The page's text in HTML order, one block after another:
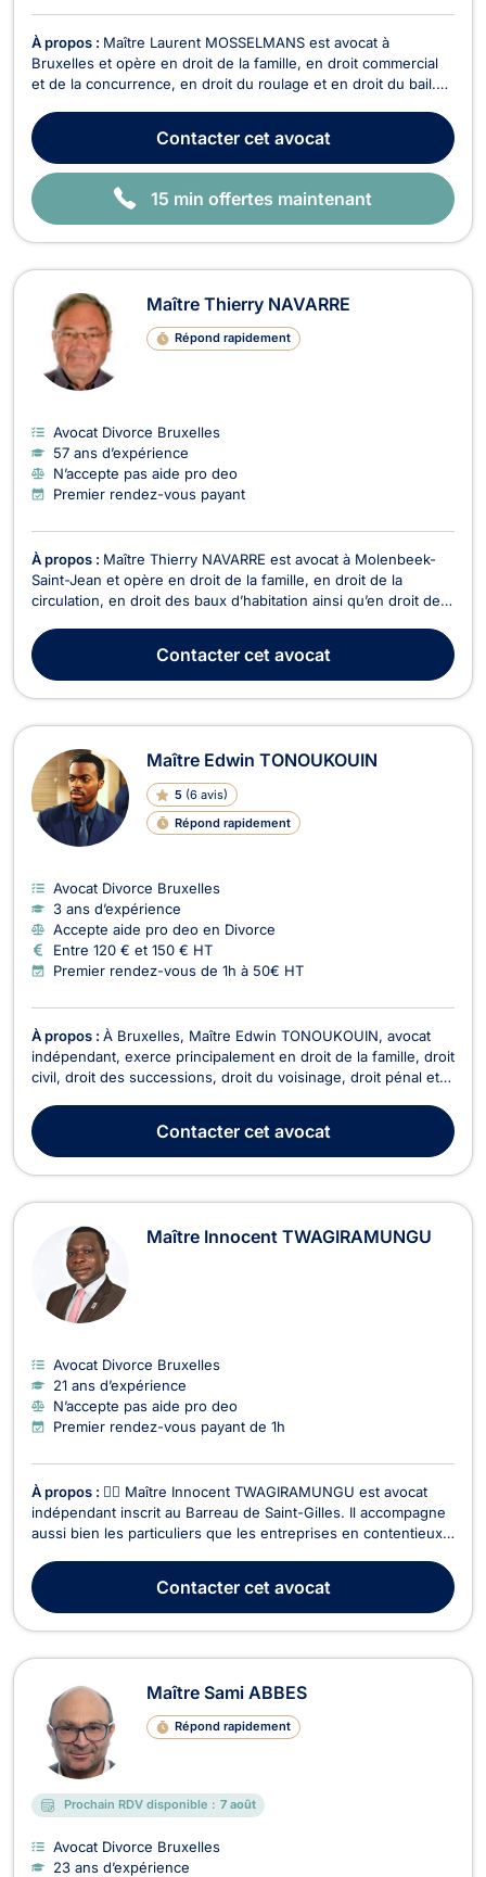
À propos : Maître Laurent MOSSELMANS est avocat à
Bruxelles et opère en droit de la famille, en droit commercial
et de la concurrence, en droit du roulage et en droit du bail.
si votre dossier relève du divorce, de la cohabitation légale ou
de la succession. Il traite égaleme...
Contactercet avocat
15 min offertes maintenant
Maître Thierry NAVARRE
Répond rapidement
Avocat Divorce Bruxelles
57 ans d’expérience
N’accepte pas aide pro deo
Premier rendez-vous payant
À propos : Maître Thierry NAVARRE est avocat à Molenbeek-
Saint-Jean et opère en droit de la famille, en droit de la
circulation, en droit des baux d’habitation ainsi qu’en droit des
famille dans le cadre des problématiques relatives aux
divorces à l'amiable ou contentieux ou...
Contactercet avocat
Maître Edwin TONOUKOUIN
5 (6 avis)
Répond rapidement
Avocat Divorce Bruxelles
3 ans d’expérience
Accepte aide pro deo en Divorce
Entre 120 € et 150 € HT
Premier rendez-vous de 1h à 50€ HT
À propos : À Bruxelles, Maître Edwin TONOUKOUIN, avocat
indépendant, exerce principalement en droit de la famille, droit
civil, droit des successions, droit du voisinage, droit pénal et
clients afin de les accompagner dans des situations juridiques
diverses et d’assurer l...Contactercet avocat
Maître Innocent TWAGIRAMUNGU
Avocat Divorce Bruxelles
21 ans d’expérience
N’accepte pas aide pro deo
Premier rendez-vous payant de 1h
À propos : 👨‍⚖️ Maître Innocent TWAGIRAMUNGU est avocat
indépendant inscrit au Barreau de Saint-Gilles. Il accompagne
aussi bien les particuliers que les entreprises en contentieux
plusieurs branches du droit. 🔹 Domaines d’intervention : ✅
Droit des sociétés– Création d’entreprises...
Contactercet avocat
Maître Sami ABBES
Répond rapidement
Prochain RDV disponible : 7 août
Avocat Divorce Bruxelles
23 ans d’expérience